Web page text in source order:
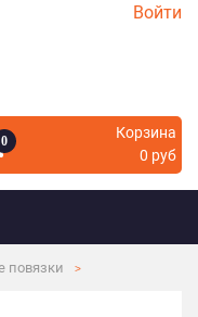
Войти
0
Корзина
0 руб
повязки